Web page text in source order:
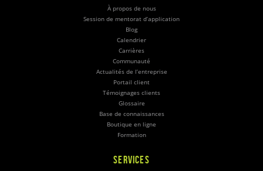
À propos de nous
Session de mentorat d’application
Blog
Calendrier
Carrières
Communauté
Actualités de l’entreprise
Portail client
Témoignages clients
Glossaire
Base de connaissances
Boutique en ligne
Formation
SERVICES